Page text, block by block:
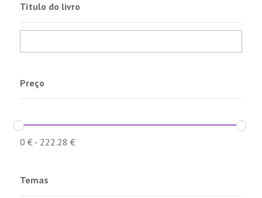
Título do livro
Preço
0 €- 222.28 €
Temas